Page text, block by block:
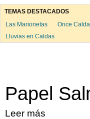
TEMAS DESTACADOS
Las Marionetas
Once
Lluvias en Caldas
Papel
Leer más